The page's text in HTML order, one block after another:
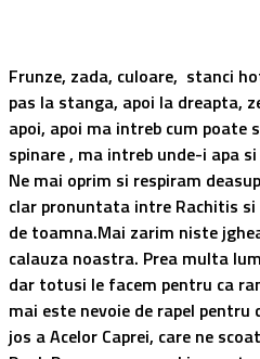
Frunze, zada, culoare, stanci
pas la stanga, apoi la dreapta,
apoi, apoi ma intreb cum poate
spinare , ma intreb unde-i apa
Ne mai oprim si respiram
clar pronuntata intre Rachitis
de toamna.Mai zarim niste
calauza noastra. Prea multa
dar totusi le facem pentru ca
mai este nevoie de rapel
jos a Acelor Caprei, care ne